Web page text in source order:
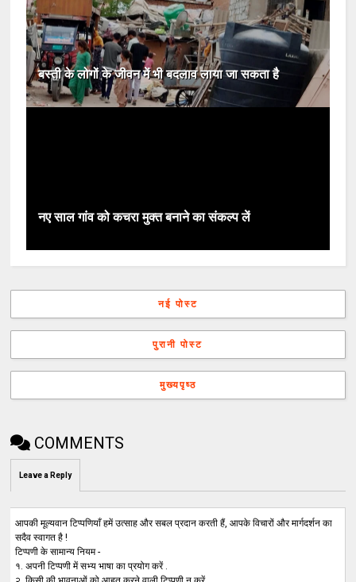
बस्ती के लोगों के जीवन में भी बदलाव लाया जा सकता है
नए साल गांव को कचरा मुक्त बनाने का संकल्प लें
नई पोस्ट
पुरानी पोस्ट
मुख्यपृष्ठ
COMMENTS
Leave a Reply
आपकी मूल्यवान टिप्पणियाँ हमें उत्साह और सबल प्रदान करती हैं, आपके विचारों और मार्गदर्शन का
सदैव स्वागत है !
टिप्पणी के सामान्य नियम -
१. अपनी टिप्पणी में सभ्य भाषा का प्रयोग करें .